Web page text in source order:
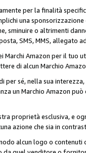
per la finalità
una
sminuire o altrimenti
SMS, MMS,
Amazon per il tuo
di alcun Marchio
per sé, nella sua
un Marchio Amazon
proprietà esclusiva, e
azione che sia in
alcun logo o